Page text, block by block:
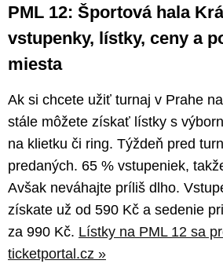
PML 12: Športová hala
vstupenky, lístky, ceny a
miesta
Ak si chcete užiť turnaj v Prahe
stále môžete získať lístky s
na klietku či ring. Týždeň pred
predaných. 65 % vstupeniek,
Avšak neváhajte príliš dlho.
získate už od 590 Kč a sedenie
za 990 Kč. Lístky na PML 12 sa
ticketportal.cz »